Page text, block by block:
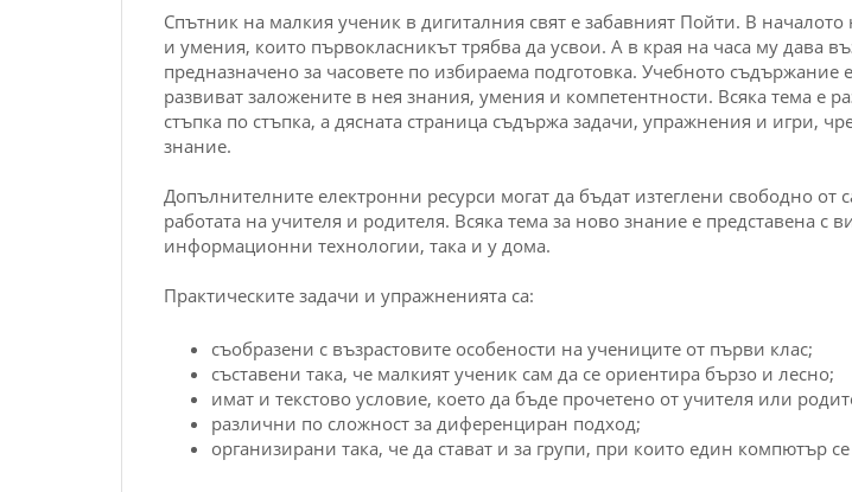
Спътник на малкия ученик в дигиталния свят е забавният Пойти. В
и умения, които първокласникът трябва да усвои. А в края на часа му дава
предназначено за часовете по избираема подготовка. Учебното
развиват заложените в нея знания, умения и компетентности. Всяка тема е
стъпка по стъпка, а дясната страница съдържа задачи, упражнения и игри,
знание.
Допълнителните електронни ресурси могат да бъдат изтеглени свободно от
работата на учителя и родителя. Всяка тема за ново знание е представена с
информационни технологии, така и у дома.
Практическите задачи и упражненията са:
съобразени с възрастовите особености на учениците от първи клас;
съставени така, че малкият ученик сам да се ориентира бързо и лесно;
имат и текстово условие, което да бъде прочетено от учителя или
различни по сложност за диференциран подход;
организирани така, че да стават и за групи, при които един компютър